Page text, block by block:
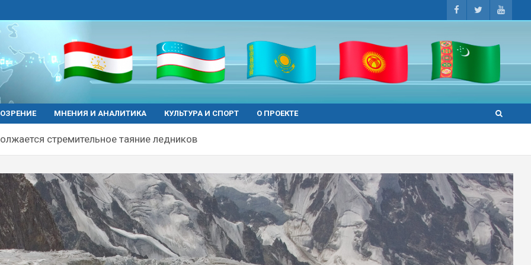
МНЕНИЯ И АНАЛИТИКА КУЛЬТУРА И СПОРТ О ПРОЕКТЕ
стремительное таяние ледников